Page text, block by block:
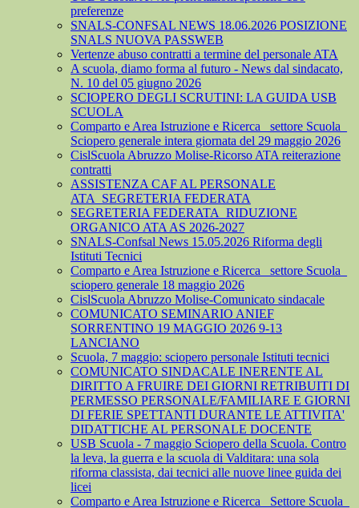
preferenze
SNALS-CONFSAL NEWS 18.06.2026 POSIZIONE
SNALS NUOVA PASSWEB
Vertenze abuso contratti a termine del personale ATA
A scuola, diamo forma al futuro - News dal sindacato,
N. 10 del 05 giugno 2026
SCIOPERO DEGLI SCRUTINI: LA GUIDA USB
SCUOLA
Comparto e Area Istruzione e Ricerca_ settore Scuola_
Sciopero generale intera giornata del 29 maggio 2026
CislScuola Abruzzo Molise-Ricorso ATA reiterazione
contratti
ASSISTENZA CAF AL PERSONALE
ATA_SEGRETERIA FEDERATA
SEGRETERIA FEDERATA_RIDUZIONE
ORGANICO ATA AS 2026-2027
SNALS-Confsal News 15.05.2026 Riforma degli
Istituti Tecnici
Comparto e Area Istruzione e Ricerca_ settore Scuola_
sciopero generale 18 maggio 2026
CislScuola Abruzzo Molise-Comunicato sindacale
COMUNICATO SEMINARIO ANIEF
SORRENTINO 19 MAGGIO 2026 9-13
LANCIANO
Scuola, 7 maggio: sciopero personale Istituti tecnici
COMUNICATO SINDACALE INERENTE AL
DIRITTO A FRUIRE DEI GIORNI RETRIBUITI DI
PERMESSO PERSONALE/FAMILIARE E GIORNI
DI FERIE SPETTANTI DURANTE LE ATTIVITA'
DIDATTICHE AL PERSONALE DOCENTE
USB Scuola - 7 maggio Sciopero della Scuola. Contro
la leva, la guerra e la scuola di Valditara: una sola
riforma classista, dai tecnici alle nuove linee guida dei
licei
Comparto e Area Istruzione e Ricerca_ Settore Scuola_